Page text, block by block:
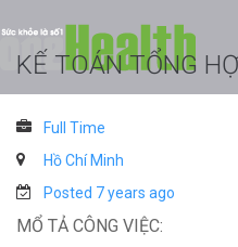
KẾ TOÁN TỔNG
Full Time
Hồ Chí Minh
Posted 7 years ago
MỔ TẢ CÔNG VIỆC: